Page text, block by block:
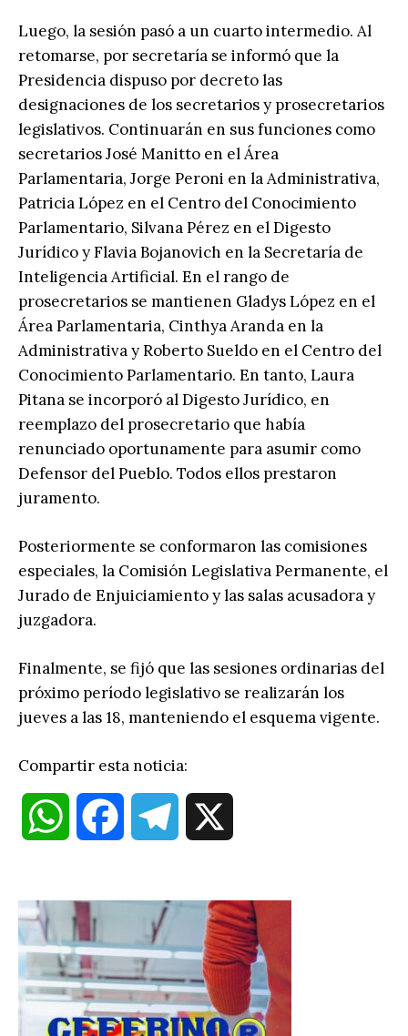
Luego, la sesión pasó a un cuarto intermedio. Al
retomarse, por secretaría se informó que la
Presidencia dispuso por decreto las
designaciones de los secretarios y prosecretarios
legislativos. Continuarán en sus funciones como
secretarios José Manitto en el Área
Parlamentaria, Jorge Peroni en la Administrativa,
Patricia López en el Centro del Conocimiento
Parlamentario, Silvana Pérez en el Digesto
Jurídico y Flavia Bojanovich en la Secretaría de
Inteligencia Artificial. En el rango de
prosecretarios se mantienen Gladys López en el
Área Parlamentaria, Cinthya Aranda en la
Administrativa y Roberto Sueldo en el Centro del
Conocimiento Parlamentario. En tanto, Laura
Pitana se incorporó al Digesto Jurídico, en
reemplazo del prosecretario que había
renunciado oportunamente para asumir como
Defensor del Pueblo. Todos ellos prestaron
juramento.
Posteriormente se conformaron las comisiones
especiales, la Comisión Legislativa Permanente, el
Jurado de Enjuiciamiento y las salas acusadora y
juzgadora.
Finalmente, se fijó que las sesiones ordinarias del
próximo período legislativo se realizarán los
jueves a las 18, manteniendo el esquema vigente.
Compartir esta noticia:
W
a
t
s
e
b
l
e
g